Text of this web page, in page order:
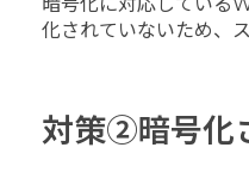
化されていないため、
対策②暗号化